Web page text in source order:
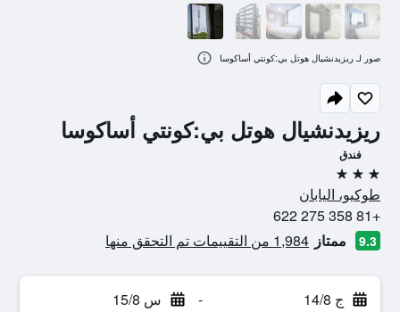
ريزيدنشيال هوتل بي:كونتي أساكوسا
فندق
3 نجوم
طوكيو، اليابان
+81 358 275 622
9.3 ممتاز 1,984 من التقييمات تم التحقق منها
ج 14/8 - س 15/8
صور لـ ريزيدنشيال هوتل بي:كونتي أساكوسا